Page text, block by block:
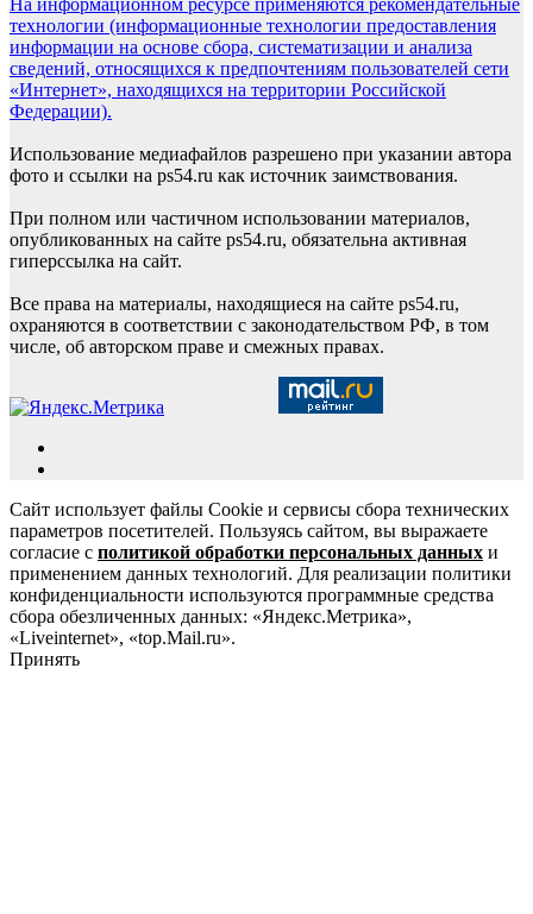
технологии (информационные технологии предоставления
информации на основе сбора, систематизации и анализа
сведений, относящихся к предпочтениям пользователей сети
«Интернет», находящихся на территории Российской
Федерации).
Использование медиафайлов разрешено при указании автора
фото и ссылки на ps54.ru как источник заимствования.
При полном или частичном использовании материалов,
опубликованных на сайте ps54.ru, обязательна активная
гиперссылка на сайт.
Все права на материалы, находящиеся на сайте ps54.ru,
охраняются в соответствии с законодательством РФ, в том
числе, об авторском праве и смежных правах.
Сайт использует файлы Cookie и сервисы сбора технических
параметров посетителей. Пользуясь сайтом, вы выражаете
согласие с политикой обработки персональных данных и
применением данных технологий. Для реализации политики
конфиденциальности используются программные средства
сбора обезличенных данных: «Яндекс.Метрика»,
«Liveinternet», «top.Mail.ru».
Принять